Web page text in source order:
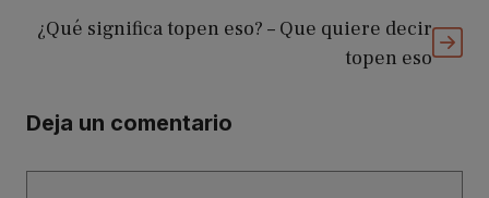
¿Qué significa topen eso? – Que quiere decir
topen eso
Deja un comentario